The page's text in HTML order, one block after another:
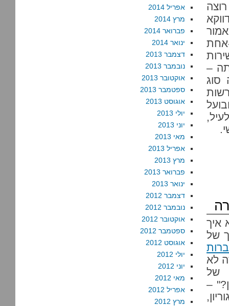
אחת
–
סוג
איך
של
לא
של
–
אפריל 2014
מרץ 2014
פברואר 2014
ינואר 2014
דצמבר 2013
נובמבר 2013
אוקטובר 2013
ספטמבר 2013
אוגוסט 2013
יולי 2013
יוני 2013
מאי 2013
אפריל 2013
מרץ 2013
פברואר 2013
ינואר 2013
דצמבר 2012
נובמבר 2012
אוקטובר 2012
ספטמבר 2012
אוגוסט 2012
יולי 2012
יוני 2012
מאי 2012
אפריל 2012
מרץ 2012